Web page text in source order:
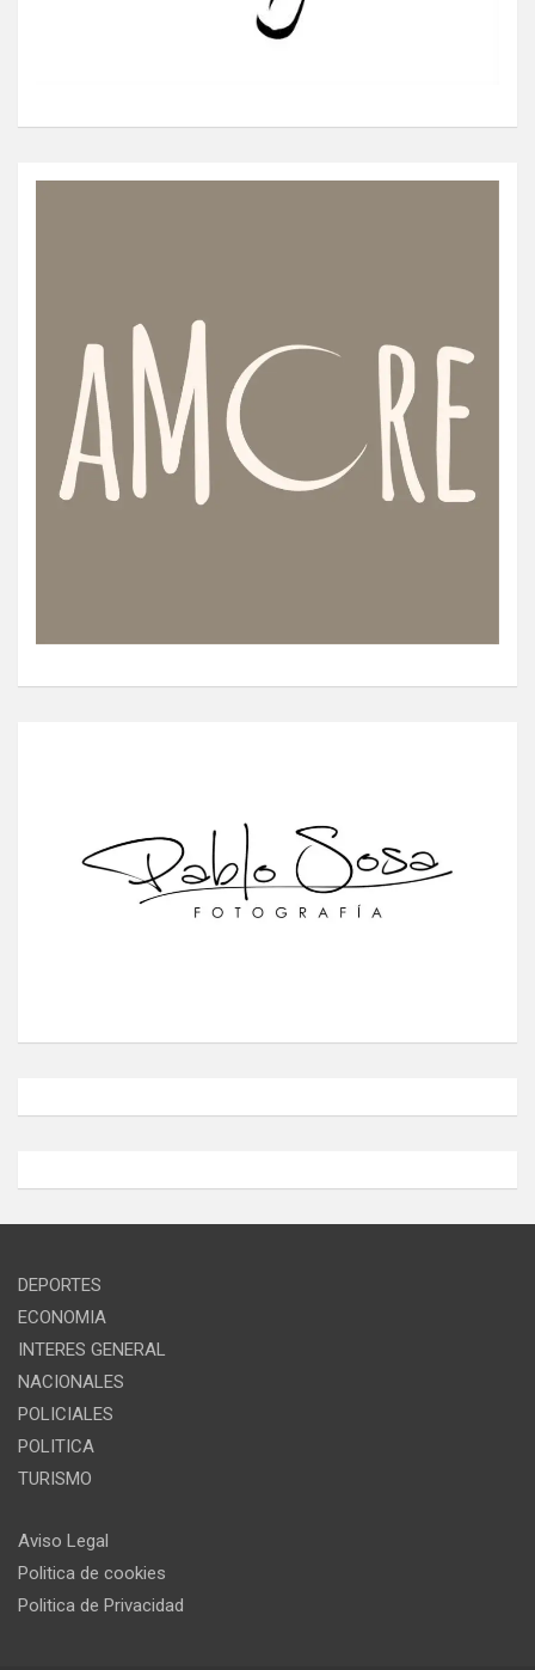
DEPORTES
ECONOMIA
INTERES GENERAL
NACIONALES
POLICIALES
POLITICA
TURISMO
Aviso Legal
Politica de cookies
Politica de Privacidad